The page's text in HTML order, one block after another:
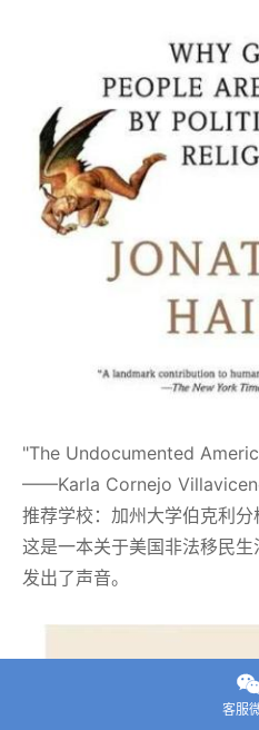
"The Undocumented
——Karla Cornejo
推荐学校：加州大学伯克利分
这是一本关于美国非法移民
发出了声音。
客服